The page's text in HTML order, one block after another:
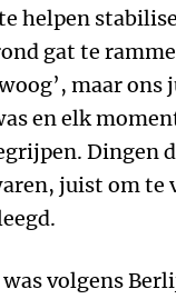
helpen
gat te
maar ons
en elk
Dingen
juist om te
volgens